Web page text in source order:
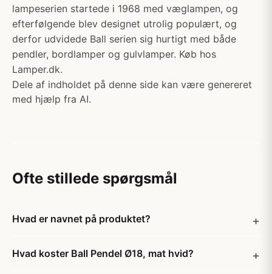
lampeserien startede i 1968 med væglampen, og
efterfølgende blev designet utrolig populært, og
derfor udvidede Ball serien sig hurtigt med både
pendler, bordlamper og gulvlamper. Køb hos
Lamper.dk.
Dele af indholdet på denne side kan være genereret
med hjælp fra AI.
Ofte stillede spørgsmål
Hvad er navnet på produktet?
Hvad koster Ball Pendel Ø18, mat hvid?